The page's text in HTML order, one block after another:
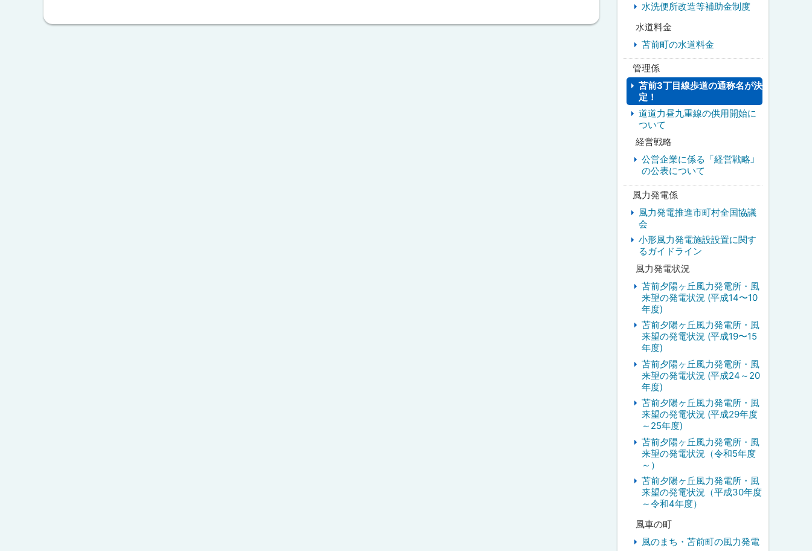
プ
水洗便所改造等補助金制度
水道料金
苫前町の水道料金
管理係
苫前3丁目線歩道の通称名が決
定！
道道力昼九重線の供用開始に
ついて
経営戦略
公営企業に係る「経営戦略」
の公表について
風力発電係
風力発電推進市町村全国協議
会
小形風力発電施設設置に関す
るガイドライン
風力発電状況
苫前夕陽ヶ丘風力発電所・風
来望の発電状況 (平成14〜10
年度)
苫前夕陽ヶ丘風力発電所・風
来望の発電状況 (平成19〜15
年度)
苫前夕陽ヶ丘風力発電所・風
来望の発電状況 (平成24～20
年度)
苫前夕陽ヶ丘風力発電所・風
来望の発電状況 (平成29年度
～25年度)
苫前夕陽ヶ丘風力発電所・風
来望の発電状況（令和5年度
～）
苫前夕陽ヶ丘風力発電所・風
来望の発電状況（平成30年度
～令和4年度）
風車の町
風のまち・苫前町の風力発電